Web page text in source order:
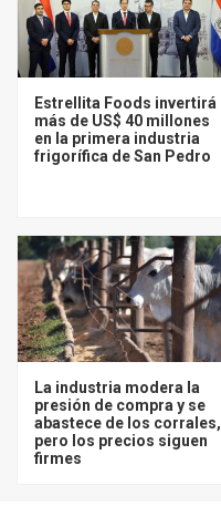
Estrellita Foods invertirá
más de US$ 40 millones
en la primera industria
frigorífica de San Pedro
La industria modera la
presión de compra y se
abastece de los corrales,
pero los precios siguen
firmes